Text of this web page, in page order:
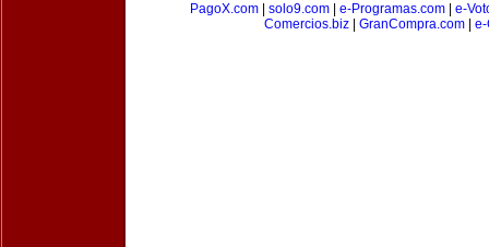
PagoX.com
solo9.com e-Programas.com
e-
Comercios.biz| GranCompra.com| e-